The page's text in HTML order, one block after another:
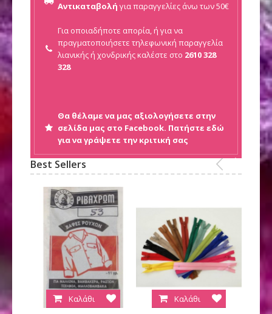
Αντικαταβολή για παραγγελίες άνω των 50€
Για οποιαδήποτε απορία, ή για να
πραγματοποιήσετε τηλεφωνική παραγγελία
λιανικής ή χονδρικής καλέστε στο 2610 328
328
Θα θέλαμε να μας αξιολογήσετε στην
σελίδα μας στο Facebook. Πατήστε εδώ
για να γράψετε την κριτική σας
Best Sellers
Καλάθι Καλάθι